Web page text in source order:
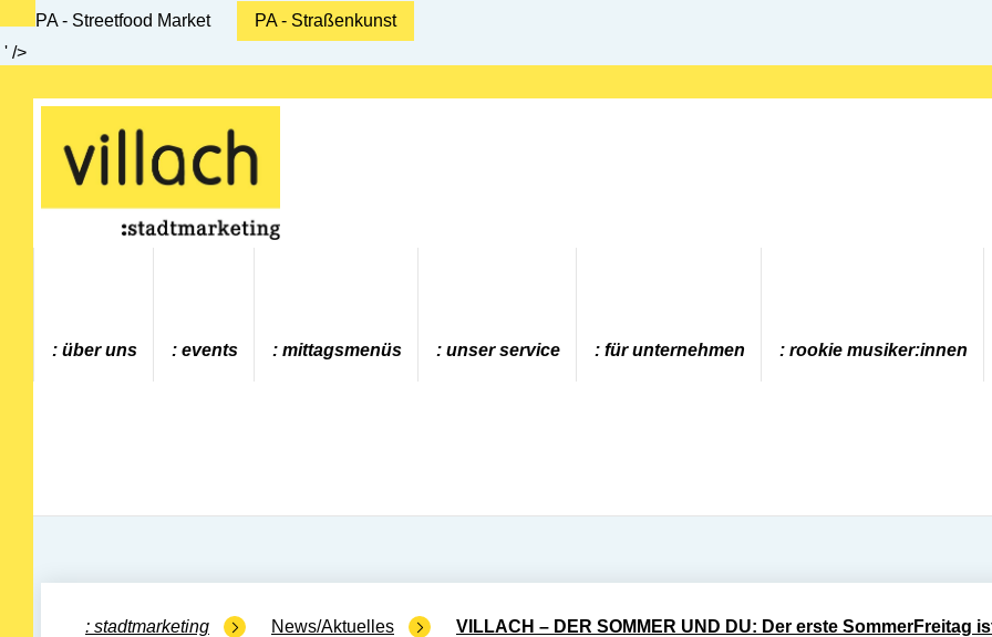
PA - Streetfood Market
PA - Straßenkunst
' />
Gehe zur Startseite
über uns events mittagsmenüs unser service für unternehmen rookie musiker:innen
stadtmarketing News/Aktuelles VILLACH – DER SOMMER UND DU: Der erste SommerFreitag